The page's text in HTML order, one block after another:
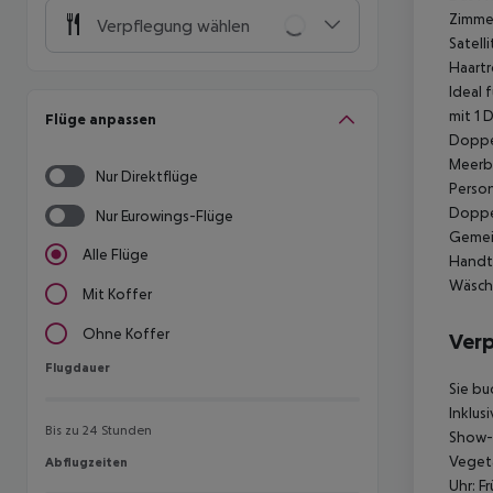
Verpflegung wählen
Flüge anpassen
Nur Direktflüge
Nur Eurowings-Flüge
Alle Flüge
Mit Koffer
Ohne Koffer
Flugdauer
Flugdauer
Bis zu 24 Stunden
Abflugzeiten
Abflugzeiten
Ideal
mit 1
Sie
Uhr: